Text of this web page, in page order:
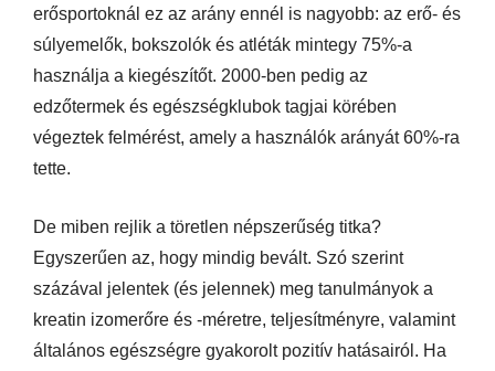
erősportoknál ez az arány ennél is nagyobb: az erő- és
súlyemelők, bokszolók és atléták mintegy 75%-a
használja a kiegészítőt. 2000-ben pedig az
edzőtermek és egészségklubok tagjai körében
végeztek felmérést, amely a használók arányát 60%-ra
tette.
De miben rejlik a töretlen népszerűség titka?
Egyszerűen az, hogy mindig bevált. Szó szerint
százával jelentek (és jelennek) meg tanulmányok a
kreatin izomerőre és -méretre, teljesítményre, valamint
általános egészségre gyakorolt pozitív hatásairól. Ha